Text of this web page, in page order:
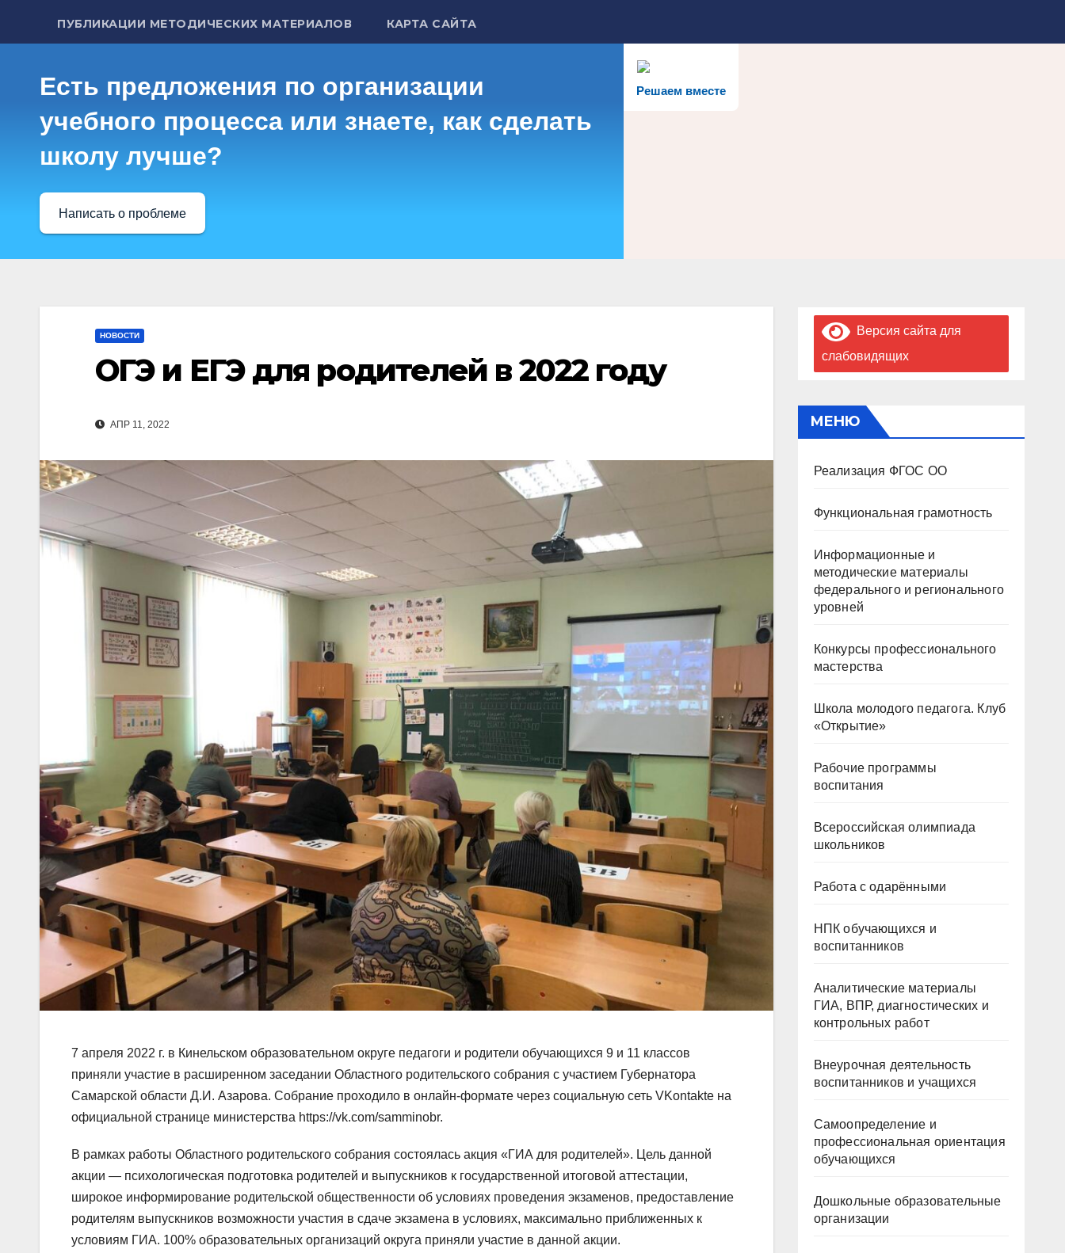
ПУБЛИКАЦИИ МЕТОДИЧЕСКИХ МАТЕРИАЛОВ КАРТА САЙТА
Решаем вместе
Есть предложения по организации
учебного процесса или знаете, как сделать
школу лучше?
Написать о проблеме
НОВОСТИ
ОГЭ и ЕГЭ для родителей в 2022 году
АПР 11, 2022
7 апреля 2022 г. в Кинельском образовательном округе педагоги и родители обучающихся 9 и 11 классов
приняли участие в расширенном заседании Областного родительского собрания с участием Губернатора
Самарской области Д.И. Азарова. Собрание проходило в онлайн-формате через социальную сеть VKontakte на
официальной странице министерства https://vk.com/samminobr.
В рамках работы Областного родительского собрания состоялась акция «ГИА для родителей». Цель данной
акции — психологическая подготовка родителей и выпускников к государственной итоговой аттестации,
широкое информирование родительской общественности об условиях проведения экзаменов, предоставление
родителям выпускников возможности участия в сдаче экзамена в условиях, максимально приближенных к
условиям ГИА. 100% образовательных организаций округа приняли участие в данной акции.
Версия сайта для
слабовидящих
МЕНЮ
Реализация ФГОС ОО
Функциональная грамотность
Информационные и
методические материалы
федерального и регионального
уровней
Конкурсы профессионального
мастерства
Школа молодого педагога. Клуб
«Открытие»
Рабочие программы
воспитания
Всероссийская олимпиада
школьников
Работа с одарёнными
НПК обучающихся и
воспитанников
Аналитические материалы
ГИА, ВПР, диагностических и
контрольных работ
Внеурочная деятельность
воспитанников и учащихся
Самоопределение и
профессиональная ориентация
обучающихся
Дошкольные образовательные
организации